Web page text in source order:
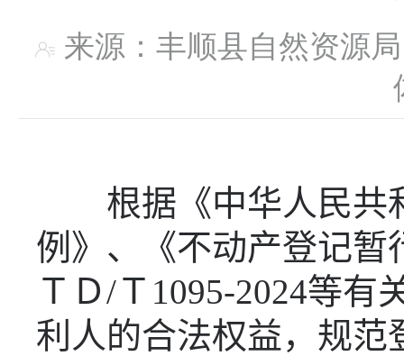
来源：丰顺县自然
根据《中华人民共
例》、《不动产登记暂
ＴＤ/Ｔ 1095-2024等有
利人的合法权益，规范